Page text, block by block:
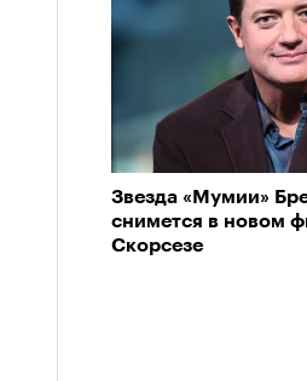
Звезда «Мумии»
снимется в новом
Скорсезе